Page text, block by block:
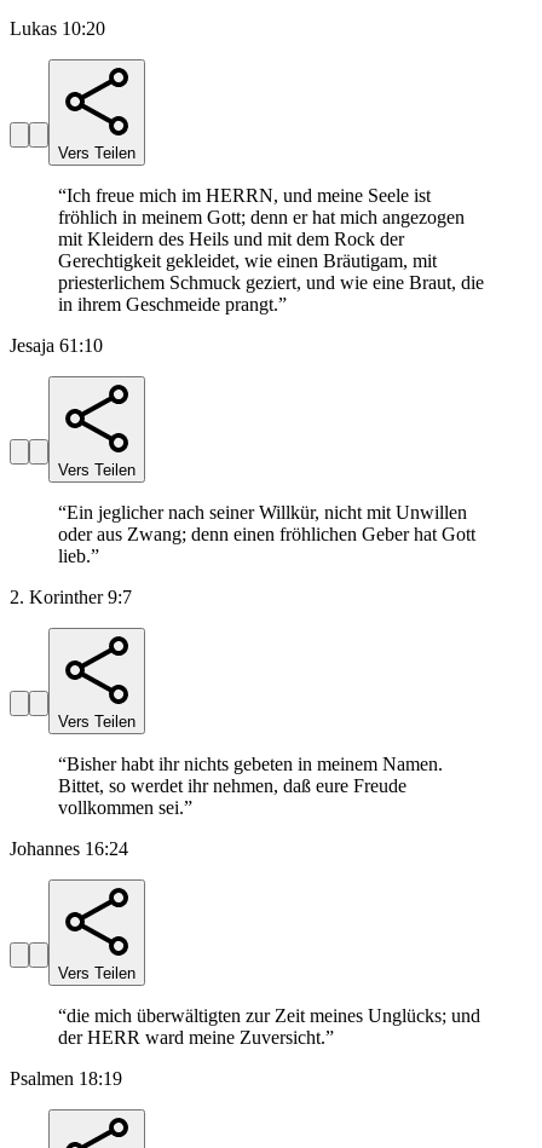
Lukas 10:20
Vers Teilen
“Ich freue mich im HERRN, und meine Seele ist
fröhlich in meinem Gott; denn er hat mich angezogen
mit Kleidern des Heils und mit dem Rock der
Gerechtigkeit gekleidet, wie einen Bräutigam, mit
priesterlichem Schmuck geziert, und wie eine Braut, die
in ihrem Geschmeide prangt.”
Jesaja 61:10
Vers Teilen
“Ein jeglicher nach seiner Willkür, nicht mit Unwillen
oder aus Zwang; denn einen fröhlichen Geber hat Gott
lieb.”
2. Korinther 9:7
Vers Teilen
“Bisher habt ihr nichts gebeten in meinem Namen.
Bittet, so werdet ihr nehmen, daß eure Freude
vollkommen sei.”
Johannes 16:24
Vers Teilen
“die mich überwältigten zur Zeit meines Unglücks; und
der HERR ward meine Zuversicht.”
Psalmen 18:19